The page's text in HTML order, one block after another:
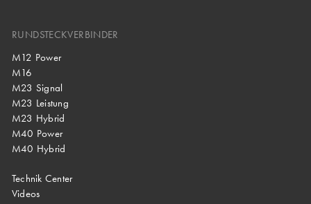
RUNDSTECKVERBINDER
M12 Power
M16
M23 Signal
M23 Leistung
M23 Hybrid
M40 Power
M40 Hybrid
Technik Center
Videos